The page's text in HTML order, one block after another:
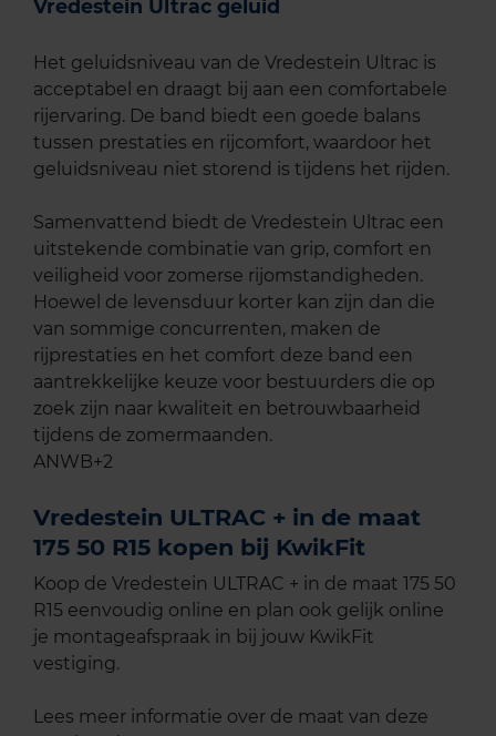
Vredestein Ultrac geluid
Het geluidsniveau van de Vredestein Ultrac is
acceptabel en draagt bij aan een comfortabele
rijervaring. De band biedt een goede balans
tussen prestaties en rijcomfort, waardoor het
geluidsniveau niet storend is tijdens het rijden. ​
Samenvattend biedt de Vredestein Ultrac een
uitstekende combinatie van grip, comfort en
veiligheid voor zomerse rijomstandigheden.
Hoewel de levensduur korter kan zijn dan die
van sommige concurrenten, maken de
rijprestaties en het comfort deze band een
aantrekkelijke keuze voor bestuurders die op
zoek zijn naar kwaliteit en betrouwbaarheid
tijdens de zomermaanden.​
ANWB+2
Vredestein ULTRAC + in de maat
175 50 R15 kopen bij KwikFit
Koop de Vredestein ULTRAC + in de maat 175 50
R15 eenvoudig online en plan ook gelijk online
je montageafspraak in bij jouw KwikFit
vestiging.
Lees meer informatie over de maat van deze